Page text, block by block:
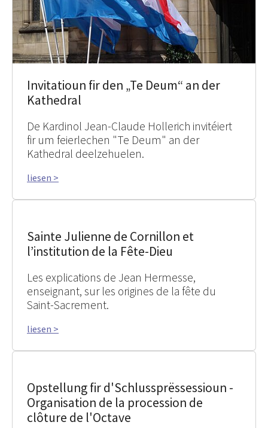
Invitatioun fir den „Te Deum“ an der
Kathedral
De Kardinol Jean-Claude Hollerich invitéiert
fir um feierlechen "Te Deum" an der
Kathedral deelzehuelen.
liesen >
Sainte Julienne de Cornillon et
l’institution de la Fête-Dieu
Les explications de Jean Hermesse,
enseignant, sur les origines de la fête du
Saint-Sacrement.
liesen >
Opstellung fir d'Schlussprëssessioun -
Organisation de la procession de
clôture de l'Octave